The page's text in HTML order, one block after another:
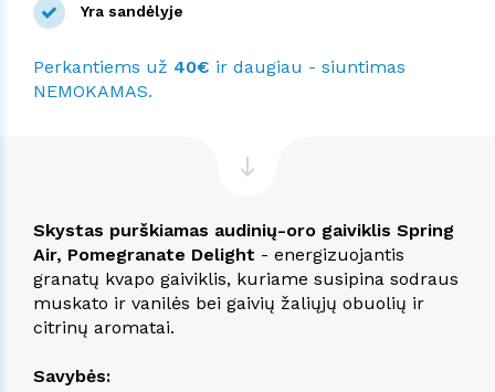
Yra sandėlyje
Perkantiems už 40€ ir daugiau - siuntimas
NEMOKAMAS.
Skystas purškiamas audinių-oro gaiviklis Spring
Air, Pomegranate Delight - energizuojantis
granatų kvapo gaiviklis, kuriame susipina sodraus
muskato ir vanilės bei gaivių žaliųjų obuolių ir
citrinų aromatai.
Savybės: